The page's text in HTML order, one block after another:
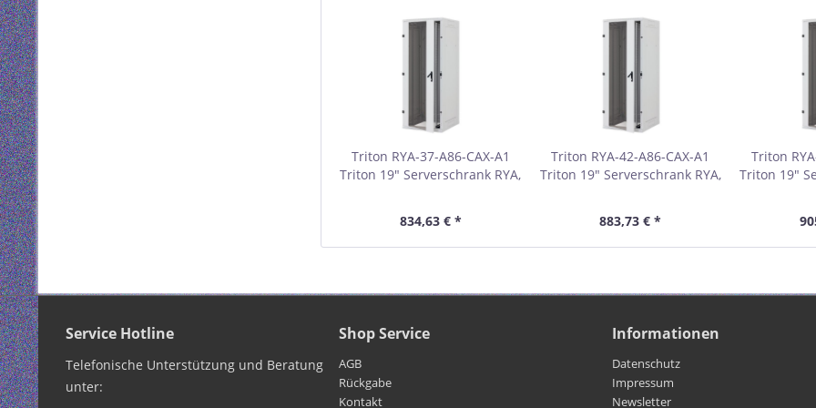
Triton RYA-37-A86-CAX-A1
Triton 19" Serverschrank RYA,
834,63 € *
Triton RYA-42-A86-CAX-A1
Triton 19" Serverschrank RYA,
883,73 € *
Triton
Triton 19"
Service Hotline
Telefonische Unterstützung und Beratung
unter:
Shop Service
AGB
Rückgabe
Kontakt
Informationen
Datenschutz
Impressum
Newsletter